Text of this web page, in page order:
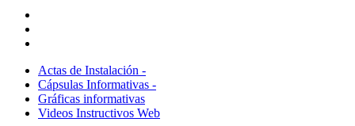
Actas de Instalación -
Cápsulas Informativas -
Gráficas informativas
Videos Instructivos Web